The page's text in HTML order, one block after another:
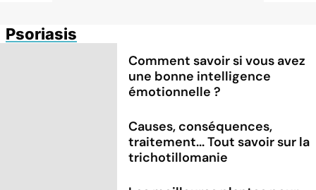
Psoriasis
Comment savoir si vous avez
une bonne intelligence
émotionnelle ?
Causes, conséquences,
traitement... Tout savoir sur la
trichotillomanie